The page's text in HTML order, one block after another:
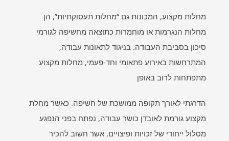
מחלות מקצוע, המכונות גם “מחלות תעסוקתיות”, הן
מחלות הנגרמות או מוחמרות כתוצאה מחשיפה לגורמי
סיכון בסביבת העבודה. בניגוד לתאונות עבודה,
המתרחשות באירוע פתאומי וחד-פעמי, מחלות מקצוע
מתפתחות לרוב באופן
הדרגתי לאורך תקופה ממושכת של חשיפה. כאשר מחלת
מקצוע גורמת לאובדן כושר עבודה, נפתח בפני הנפגע
מסלול ייחודי של זכויות ופיצויים, אשר חשוב להכיר